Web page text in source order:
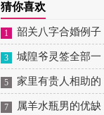
猜你喜欢
1 韶关八字合婚例子
多吗 韶关八字测风水
3 城隍爷灵签全部一
百签 城隍爷灵签解签大
全
5 家里有贵人相助的
风水 家里有贵人是什么
7 属羊水瓶男的优缺